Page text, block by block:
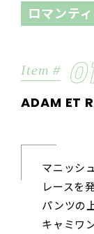
ロマンテ
Item #
ADAM ET
マニッシ
レースを
パンツの
キャミワ